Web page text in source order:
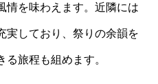
情を味わえます。近隣には
実しており、祭りの余韻を
旅程も組めます。